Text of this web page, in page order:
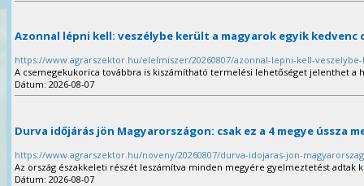
Azonnal lépni kell: veszélybe került a magyarok egyik kedvenc
https://www.agrarszektor.hu/elelmiszer/20260807/azonnal-lepni-kell-
A csemegekukorica továbbra is kiszámítható termelési lehetőséget jelenthet a
Dátum: 2026-08-07
Durva időjárás jön Magyarországon: csak ez a 4 megye ússza
https://www.agrarszektor.hu/noveny/20260807/durva-idojaras-jon-
Az ország északkeleti részét leszámítva minden megyére figyelmeztetést adtak
Dátum: 2026-08-07